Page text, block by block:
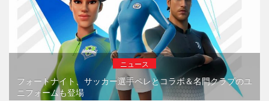
ニュース
フォートナイト、サッカー選手ペレとコラボ＆名門クラブのユ
ニフォームも登場